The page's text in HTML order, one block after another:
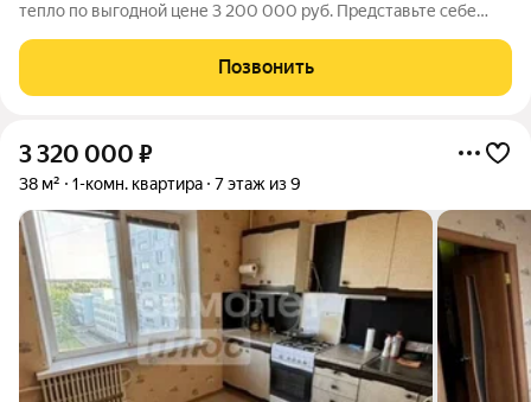
тепло по выгодной цене 3 200 000 руб. Представьте себе
качественным евроремонтом, где каждый штрих продуман
для уюта. Это не просто жильё
Позвонить
3 320 000 ₽
38 м² 1-комн. квартира 7 этаж из 9